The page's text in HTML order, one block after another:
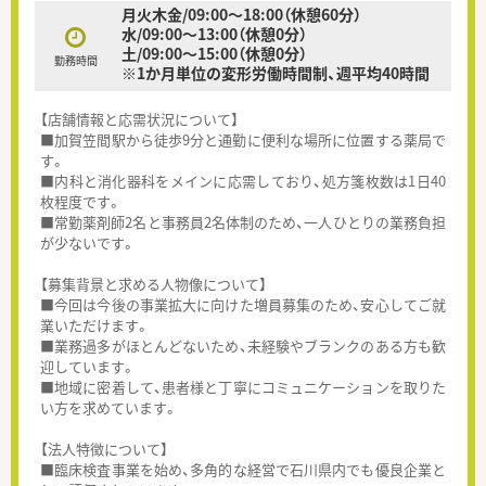
勤務時間
月火木金/09:00～18:00（休憩60分）
水/09:00～13:00（休憩0分）
土/09:00～15:00（休憩0分）
※1か月単位の変形労働時間制、週平均40時間
【店舗情報と応需状況について】
■加賀笠間駅から徒歩9分と通勤に便利な場所に位置する薬局で
す。
■内科と消化器科をメインに応需しており、処方箋枚数は1日40
枚程度です。
■常勤薬剤師2名と事務員2名体制のため、一人ひとりの業務負担
が少ないです。
【募集背景と求める人物像について】
■今回は今後の事業拡大に向けた増員募集のため、安心してご就
業いただけます。
■業務過多がほとんどないため、未経験やブランクのある方も歓
迎しています。
■地域に密着して、患者様と丁寧にコミュニケーションを取りた
い方を求めています。
【法人特徴について】
■臨床検査事業を始め、多角的な経営で石川県内でも優良企業と